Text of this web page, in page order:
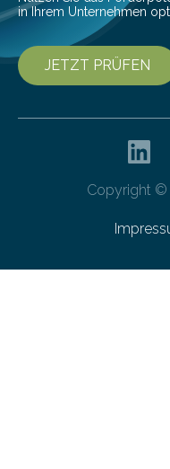
in Ihrem Unternehmen
JETZT PRÜFEN
Copyright ©